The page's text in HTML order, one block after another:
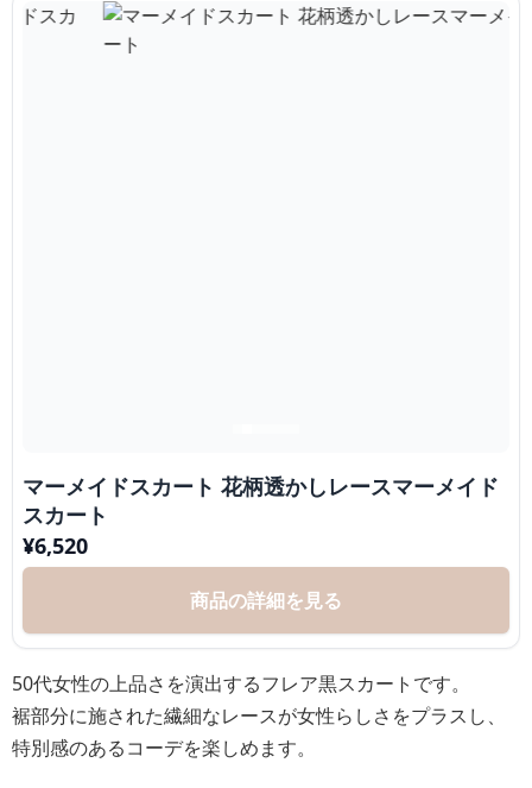
マーメイドスカート 花柄透かしレースマーメイド
スカート
¥6,520
商品の詳細を見る
50代女性の上品さを演出するフレア黒スカートです。
裾部分に施された繊細なレースが女性らしさをプラスし、
特別感のあるコーデを楽しめます。